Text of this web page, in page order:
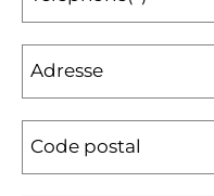
Adresse
Code postal